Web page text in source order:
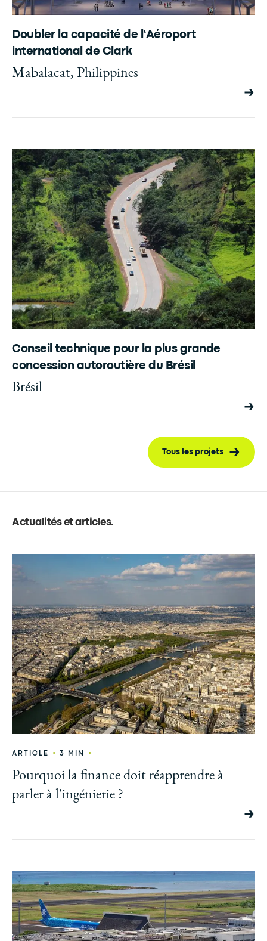
Doubler la capacité de l’Aéroport
international de Clark
Mabalacat, Philippines
Conseil technique pour la plus grande
concession autoroutière du Brésil
Brésil
Tous les projets
Actualités et articles.
ARTICLE • 3 MIN •
Pourquoi la finance doit réapprendre à
parler à l'ingénierie ?